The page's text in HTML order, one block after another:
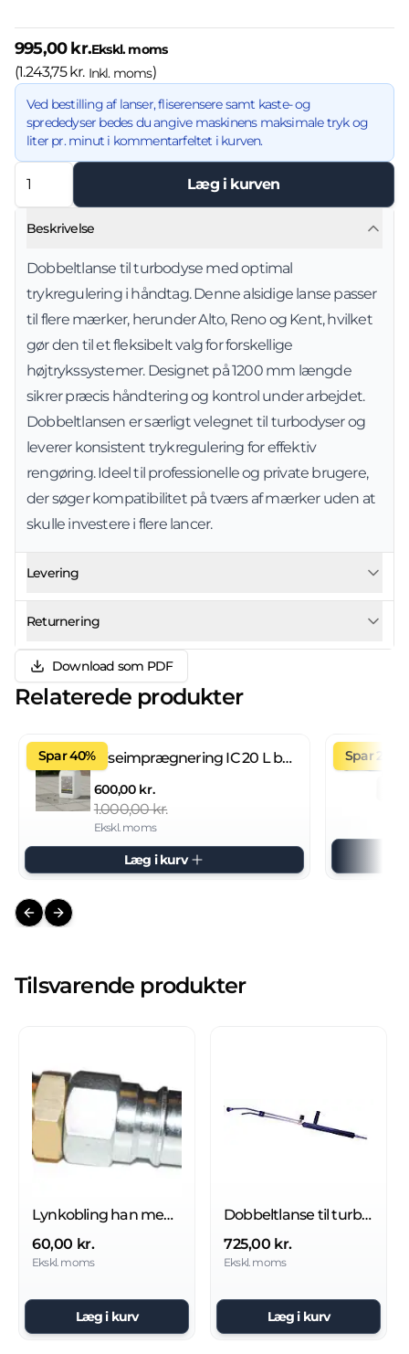
995,00 kr.Ekskl. moms
(1.243,75 kr. Inkl. moms)
Ved bestilling af lanser, fliserensere samt kaste- og
sprededyser bedes du angive maskinens maksimale tryk og
liter pr. minut i kommentarfeltet i kurven.
Læg i kurven
Beskrivelse
Dobbeltlanse til turbodyse med optimal
trykregulering i håndtag. Denne alsidige lanse passer
til flere mærker, herunder Alto, Reno og Kent, hvilket
gør den til et fleksibelt valg for forskellige
højtrykssystemer. Designet på 1200 mm længde
sikrer præcis håndtering og kontrol under arbejdet.
Dobbeltlansen er særligt velegnet til turbodyser og
leverer konsistent trykregulering for effektiv
rengøring. Ideel til professionelle og private brugere,
der søger kompatibilitet på tværs af mærker uden at
skulle investere i flere lancer.
Levering
Returnering
Download som PDF
Relaterede produkter
Spar 40% Fliseimprægnering IC 20 L brugsklar
600,00 kr.
1.000,00 kr.
Ekskl. moms
Læg i kurv
Spar 27%
Previous slide
Next slide
Tilsvarende produkter
Lynkobling han med udv m22
60,00 kr.
Ekskl. moms
Læg i kurv
Dobbeltlanse til turbodyse
725,00 kr.
Ekskl. moms
Læg i kurv